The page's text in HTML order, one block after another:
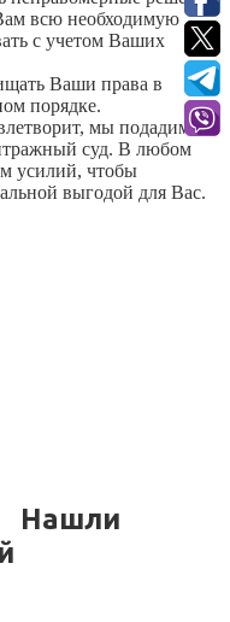
всю необходимую
с учетом Ваших
Ваши права в
порядке.
мы подадим
суд. В любом
усилий, чтобы
выгодой для Вас.
Нашли